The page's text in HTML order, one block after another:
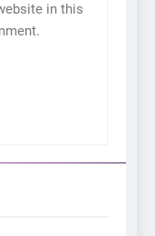
in this